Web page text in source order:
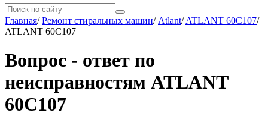
Главная/Ремонт стиральных машин/ Atlant/ATLANT 60С107/
ATLANT 60С107
Вопрос - ответ по
неисправностям ATLANT
60С107